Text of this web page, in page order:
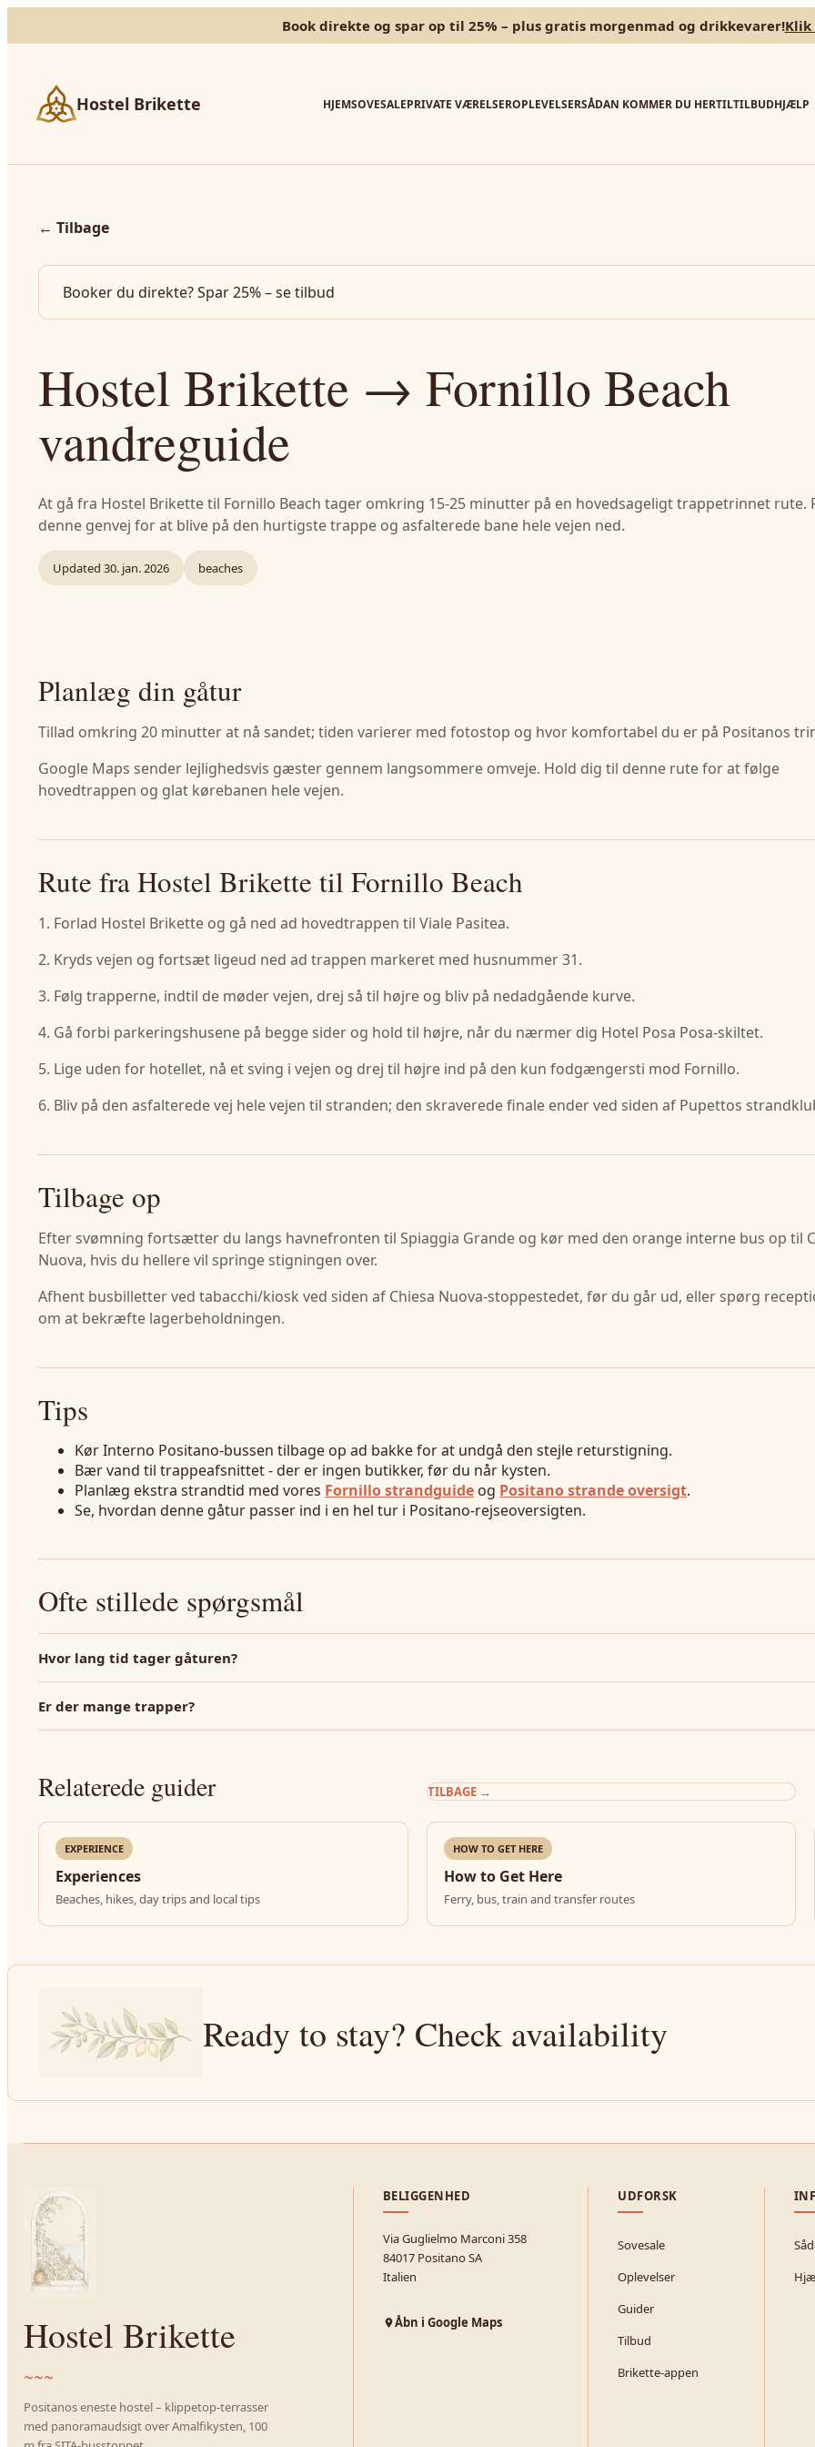
Book direkte og spar op til 25% – plus gratis morgenmad og drikkevarer!Klik
Hostel Brikette HJEMSOVESALEPRIVATE VÆRELSEROPLEVELSERSÅDAN KOMMER DU HERTILTILBUDHJÆLP
← Tilbage
Booker du direkte? Spar 25% – se tilbud
Hostel Brikette → Fornillo Beach
vandreguide
At gå fra Hostel Brikette til Fornillo Beach tager omkring 15-25 minutter på en hovedsageligt trappetrinnet rute.
denne genvej for at blive på den hurtigste trappe og asfalterede bane hele vejen ned.
Updated 30. jan. 2026 beaches
Planlæg din gåtur
Tillad omkring 20 minutter at nå sandet; tiden varierer med fotostop og hvor komfortabel du er på Positanos
Google Maps sender lejlighedsvis gæster gennem langsommere omveje. Hold dig til denne rute for at følge
hovedtrappen og glat kørebanen hele vejen.
Rute fra Hostel Brikette til Fornillo Beach
1. Forlad Hostel Brikette og gå ned ad hovedtrappen til Viale Pasitea.
2. Kryds vejen og fortsæt ligeud ned ad trappen markeret med husnummer 31.
3. Følg trapperne, indtil de møder vejen, drej så til højre og bliv på nedadgående kurve.
4. Gå forbi parkeringshusene på begge sider og hold til højre, når du nærmer dig Hotel Posa Posa-skiltet.
5. Lige uden for hotellet, nå et sving i vejen og drej til højre ind på den kun fodgængersti mod Fornillo.
6. Bliv på den asfalterede vej hele vejen til stranden; den skraverede finale ender ved siden af ​​Pupettos
Tilbage op
Efter svømning fortsætter du langs havnefronten til Spiaggia Grande og kør med den orange interne bus op til
Nuova, hvis du hellere vil springe stigningen over.
Afhent busbilletter ved tabacchi/kiosk ved siden af ​​Chiesa Nuova-stoppestedet, før du går ud, eller spørg
om at bekræfte lagerbeholdningen.
Tips
Kør Interno Positano-bussen tilbage op ad bakke for at undgå den stejle returstigning.
Bær vand til trappeafsnittet - der er ingen butikker, før du når kysten.
Planlæg ekstra strandtid med vores Fornillo strandguide og Positano strande oversigt.
Se, hvordan denne gåtur passer ind i en hel tur i Positano-rejseoversigten.
Ofte stillede spørgsmål
Hvor lang tid tager gåturen?
Er der mange trapper?
Relaterede guider TILBAGE→
EXPERIENCE
Experiences
Beaches, hikes, day trips and local tips
HOW TO GET HERE
How to Get Here
Ferry, bus, train and transfer routes
Ready to stay? Check availability
Hostel Brikette
~~~
Positanos eneste hostel – klippetop-terrasser
med panoramaudsigt over Amalfikysten, 100
BELIGGENHED
Via Guglielmo Marconi 358
84017 Positano SA
Italien
Åbn i Google Maps
UDFORSK
Sovesale
Oplevelser
Guider
Tilbud
Brikette-appen